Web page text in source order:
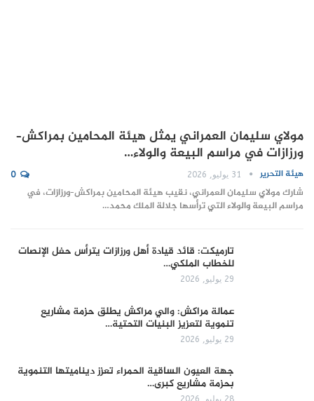
مولاي سليمان العمراني يمثل هيئة المحامين بمراكش–
ورزازات في مراسم البيعة والولاء…
هيئة التحرير 31 يوليو, 2026 0
شارك مولاي سليمان العمراني، نقيب هيئة المحامين بمراكش–ورزازات، في
مراسم البيعة والولاء التي ترأسها جلالة الملك محمد…
تارميكت: قائد قيادة أهل ورزازات يترأس حفل الإنصات
للخطاب الملكي…
29 يوليو, 2026
عمالة مراكش: والي مراكش يطلق حزمة مشاريع
تنموية لتعزيز البنيات التحتية…
29 يوليو, 2026
جهة العيون الساقية الحمراء تعزز ديناميتها التنموية
بحزمة مشاريع كبرى…